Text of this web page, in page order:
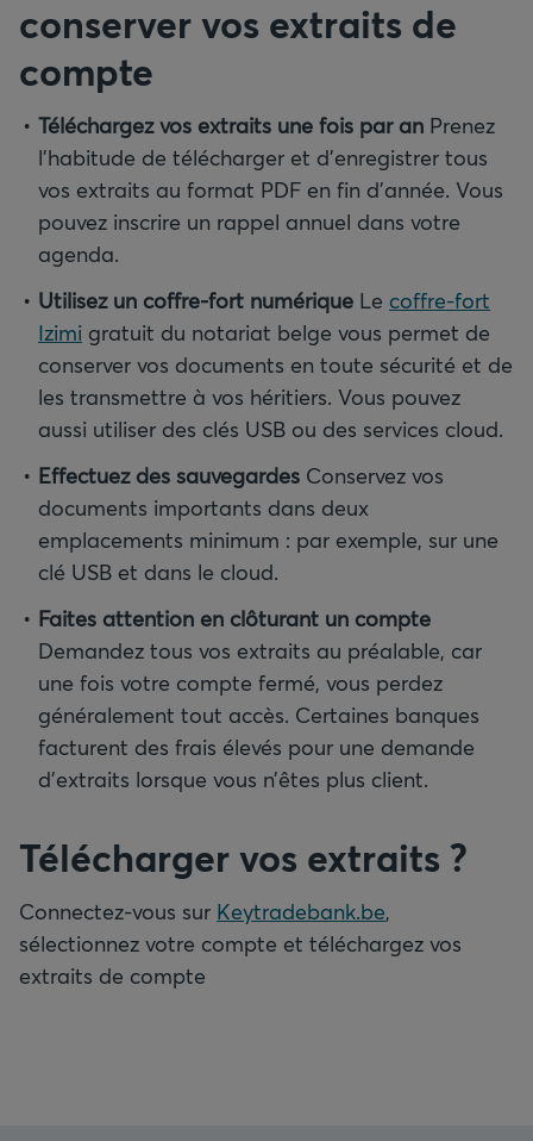
conserver vos extraits de
compte
Téléchargez vos extraits une fois par an Prenez
l’habitude de télécharger et d’enregistrer tous
vos extraits au format PDF en fin d’année. Vous
pouvez inscrire un rappel annuel dans votre
agenda.
Utilisez un coffre-fort numérique Le coffre-fort
Izimi gratuit du notariat belge vous permet de
conserver vos documents en toute sécurité et de
les transmettre à vos héritiers. Vous pouvez
aussi utiliser des clés USB ou des services cloud.
Effectuez des sauvegardes Conservez vos
documents importants dans deux
emplacements minimum : par exemple, sur une
clé USB et dans le cloud.
Faites attention en clôturant un compte
Demandez tous vos extraits au préalable, car
une fois votre compte fermé, vous perdez
généralement tout accès. Certaines banques
facturent des frais élevés pour une demande
d’extraits lorsque vous n’êtes plus client.
Télécharger vos extraits ?
Connectez-vous sur Keytradebank.be,
sélectionnez votre compte et téléchargez vos
extraits de compte